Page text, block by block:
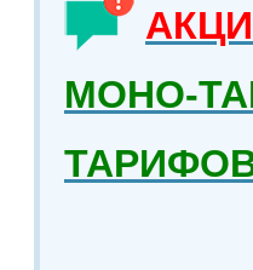
МОНО-